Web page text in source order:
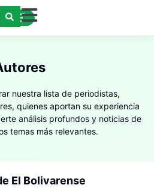
nuestra lista de periodistas,
quienes aportan su experiencia
análisis profundos y noticias de
temas más relevantes.
El Bolivarense